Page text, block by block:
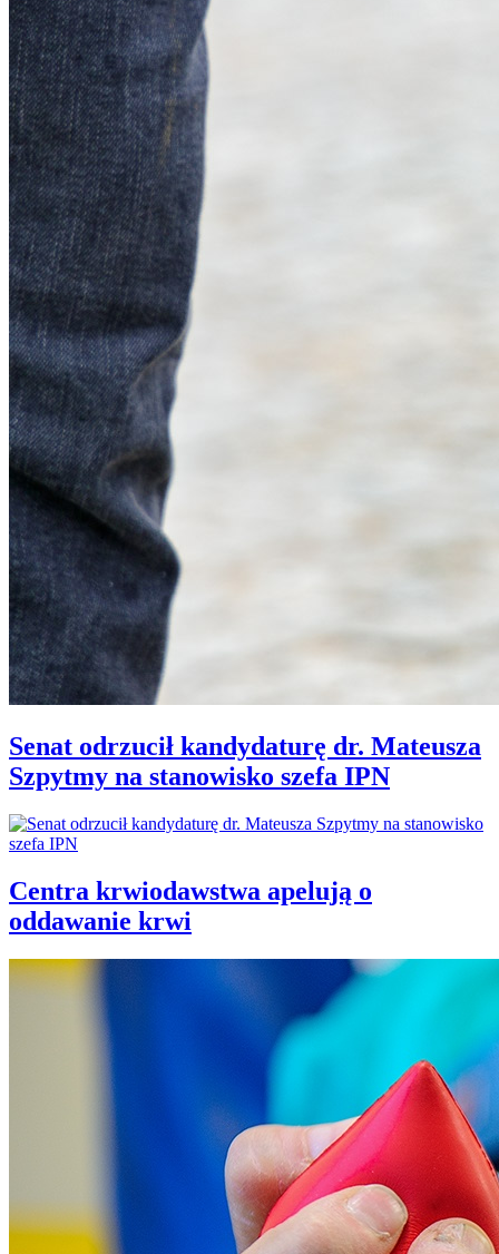
Senat odrzucił kandydaturę dr. Mateusza
Szpytmy na stanowisko szefa IPN
Centra krwiodawstwa apelują o
oddawanie krwi